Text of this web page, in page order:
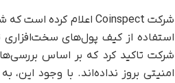
شرکت تاکید کرد که بر اساس